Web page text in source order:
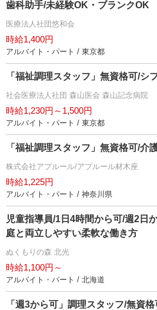
歯科助手/未経験OK・ブランクOK
医療法人社団悠和会
時給1,400円
アルバイト・パート / 東京都
「福祉調理スタッフ」無資格可/シ
社会医療法人社団 森山医会 森山記念病院
時給1,230円～1,500円
アルバイト・パート / 東京都
「福祉調理スタッフ」無資格可/介
株式会社アプルール/アプルール材木座
時給1,225円
アルバイト・パート / 神奈川県
児童指導員/1日4時間から可/週2日
庭と両立しやすい柔軟な働き方
ぬくもりの森 北光
時給1,100円～
アルバイト・パート / 北海道
「週3から可」調理スタッフ/無資